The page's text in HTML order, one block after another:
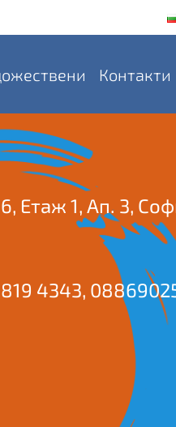
Контакти
6, Етаж 1, Aп. 3,
4343,